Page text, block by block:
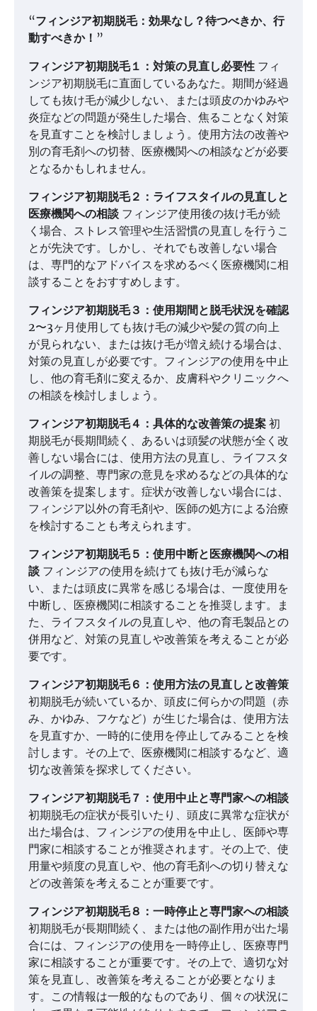
“フィンジア初期脱毛：効果なし？待つべきか、行
動すべきか！ ”
フィンジア初期脱毛１：対策の見直し必要性 フィ
ンジア初期脱毛に直面しているあなた。期間が経過
しても抜け毛が減少しない、または頭皮のかゆみや
炎症などの問題が発生した場合、焦ることなく対策
を見直すことを検討しましょう。使用方法の改善や
別の育毛剤への切替、医療機関への相談などが必要
となるかもしれません。
フィンジア初期脱毛２：ライフスタイルの見直しと
医療機関への相談 フィンジア使用後の抜け毛が続
く場合、ストレス管理や生活習慣の見直しを行うこ
とが先決です。しかし、それでも改善しない場合
は、専門的なアドバイスを求めるべく医療機関に相
談することをおすすめします。
フィンジア初期脱毛３：使用期間と脱毛状況を確認
2〜3ヶ月使用しても抜け毛の減少や髪の質の向上
が見られない、または抜け毛が増え続ける場合は、
対策の見直しが必要です。フィンジアの使用を中止
し、他の育毛剤に変えるか、皮膚科やクリニックへ
の相談を検討しましょう。
フィンジア初期脱毛４：具体的な改善策の提案 初
期脱毛が長期間続く、あるいは頭髪の状態が全く改
善しない場合には、使用方法の見直し、ライフスタ
イルの調整、専門家の意見を求めるなどの具体的な
改善策を提案します。症状が改善しない場合には、
フィンジア以外の育毛剤や、医師の処方による治療
を検討することも考えられます。
フィンジア初期脱毛５：使用中断と医療機関への相
談 フィンジアの使用を続けても抜け毛が減らな
い、または頭皮に異常を感じる場合は、一度使用を
中断し、医療機関に相談することを推奨します。ま
た、ライフスタイルの見直しや、他の育毛製品との
併用など、対策の見直しや改善策を考えることが必
要です。
フィンジア初期脱毛６：使用方法の見直しと改善策
初期脱毛が続いているか、頭皮に何らかの問題（赤
み、かゆみ、フケなど）が生じた場合は、使用方法
を見直すか、一時的に使用を停止してみることを検
討します。その上で、医療機関に相談するなど、適
切な改善策を探求してください。
フィンジア初期脱毛７：使用中止と専門家への相談
初期脱毛の症状が長引いたり、頭皮に異常な症状が
出た場合は、フィンジアの使用を中止し、医師や専
門家に相談することが推奨されます。その上で、使
用量や頻度の見直しや、他の育毛剤への切り替えな
どの改善策を考えることが重要です。
フィンジア初期脱毛８：一時停止と専門家への相談
初期脱毛が長期間続く、または他の副作用が出た場
合には、フィンジアの使用を一時停止し、医療専門
家に相談することが重要です。その上で、適切な対
策を見直し、改善策を考えることが必要となりま
す。この情報は一般的なものであり、個々の状況に